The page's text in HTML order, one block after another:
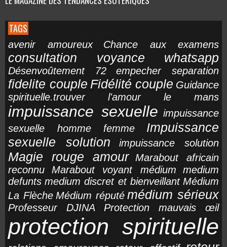
TAGS
avenir amoureux Chance aux examens
consultation voyance whatsapp
Désenvoûtement 72 empecher separation
fidelite couple Fidélité couple Guidance
spirituelle.trouver l'amour le mans
impuissance sexuelle impuissance
sexuelle homme femme
Impuissance
sexuelle solution
impuissance solution
Magie rouge amour
Marabout africain
reconnu
Marabout voyant médium
medium
defunts medium discret et bienveillant Médium
La Flèche Médium réputé médium sérieux
Professeur DJINA Protection mauvais œil
protection spirituelle